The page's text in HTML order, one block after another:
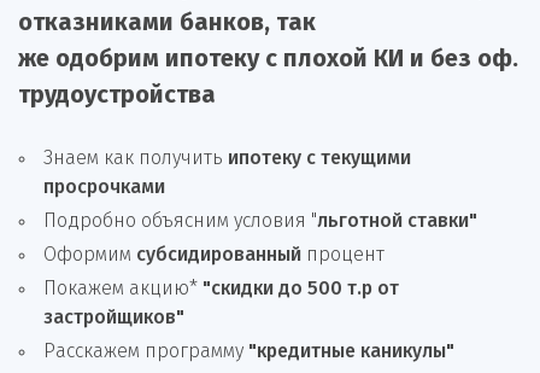
отказниками банков, так
же одобрим ипотеку с плохой КИ и без оф.
трудоустройства
Знаем как получить ипотеку с текущими
просрочками
Подробно объясним условия "льготной ставки"
Оформим субсидированный процент
Покажем акцию* "скидки до 500 т.р от
застройщиков"
Расскажем программу "кредитные каникулы"